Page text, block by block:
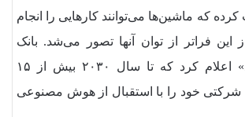
کرده که ماشین‌ها می‌توانند کارهایی را انجام
این فراتر از توان آنها تصور می‌شد. بانک
«استاندارد چارترد» اعلام کرد که تا سال ۲۰۳۰ بیش از ۱۵
خود را با استقبال از هوش مصنوعی